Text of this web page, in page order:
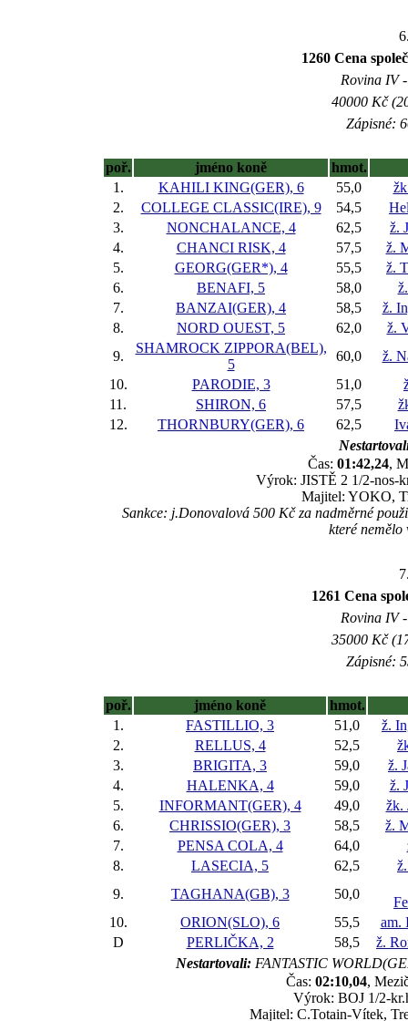
1260 Cena
Rovina IV
40000 Kč
Zápisné:
poř. jméno koně
hmot.
1.
KAHILI KING(GER), 6 55,0
2.
COLLEGE CLASSIC(IRE), 9 54,5
3.
NONCHALANCE, 4 62,5
ž.
4.
CHANCI RISK, 4 57,5
ž.
5.
GEORG(GER*), 4 55,5
ž.
6.
BENAFI, 5 58,0
7.
BANZAI(GER), 4 58,5
ž.
8.
NORD OUEST, 5 62,0
ž.
9.
SHAMROCK ZIPPORA(BEL),
5
60,0
ž.
10.
PARODIE, 3 51,0
11.
SHIRON, 6 57,5
12.
THORNBURY(GER), 6 62,5
Čas: 01:42,24,
Výrok: JISTĚ 2 1/2-nos-
Majitel: YOKO,
Sankce: j.Donovalová 500 Kč za nadměrné
které nemělo
1261 Cena
Rovina IV
35000 Kč
Zápisné:
poř. jméno koně
hmot.
1.
FASTILLIO, 3 51,0
ž.
2.
RELLUS, 4 52,5
3.
BRIGITA, 3 59,0
ž.
4.
HALENKA, 4 59,0
ž.
5.
INFORMANT(GER), 4 49,0
žk.
6.
CHRISSIO(GER), 3 58,5
ž.
7.
PENSA COLA, 4 64,0
8.
LASECIA, 5 62,5
9.
TAGHANA(GB), 3 50,0
10.
ORION(SLO), 6 55,5
am.
D
PERLIČKA, 2 58,5
ž.
Nestartovali:FANTASTIC
Čas: 02:10,04,
Výrok: BOJ 1/2-
Majitel: C.Totain-Vítek,